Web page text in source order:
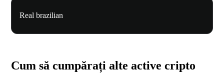
Real brazilian
Cum să cumpărați alte active cripto